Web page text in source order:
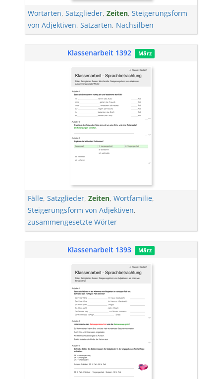
Wortarten, Satzglieder, Zeiten, Steigerungsform
von Adjektiven, Satzarten, Nachsilben
Klassenarbeit 1392 März
Fälle, Satzglieder, Zeiten, Wortfamilie,
Steigerungsform von Adjektiven,
zusammengesetzte Wörter
Klassenarbeit 1393 März